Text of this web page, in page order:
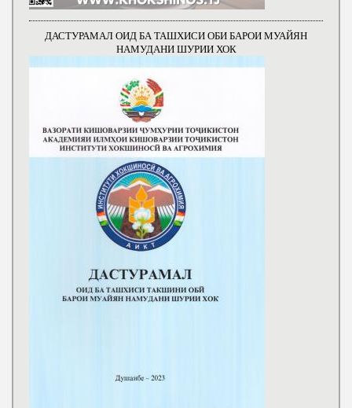
ДАСТУРАМАЛ ОИД БА ТАШХИСИ ОБИ БАРОИ МУАЙЯН
НАМУДАНИ ШУРИИ ХОК